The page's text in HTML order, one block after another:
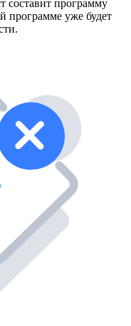
составит программу
программе уже будет